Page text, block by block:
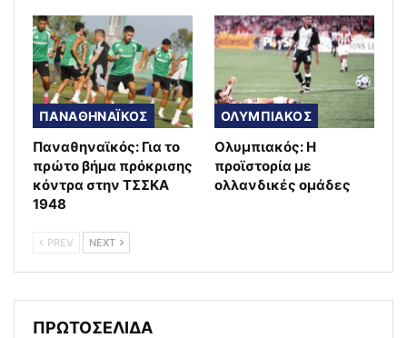
ΠΑΝΑΘΗΝΑΪΚΟΣ
Παναθηναϊκός: Για το
πρώτο βήμα πρόκρισης
κόντρα στην ΤΣΣΚΑ
1948
ΟΛΥΜΠΙΑΚΟΣ
Ολυμπιακός: Η
προϊστορία με
ολλανδικές ομάδες
PREV NEXT
ΠΡΩΤΟΣΕΛΙΔΑ